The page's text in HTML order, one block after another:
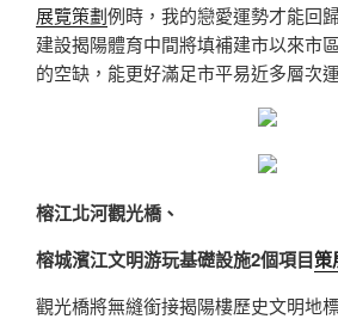
展覽策劃例時，我的戀愛運勢才能回
建設揭陽體育中間將填補建市以來市
的空缺，能更好滿足市平易近多層次
榕江北河觀光橋、
榕城濱江文明游玩基礎設施2個項目策
觀光橋將無縫銜接揭陽樓歷史文明地